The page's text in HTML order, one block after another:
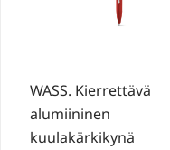
WASS. Kierrettävä
alumiininen
kuulakärkikynä